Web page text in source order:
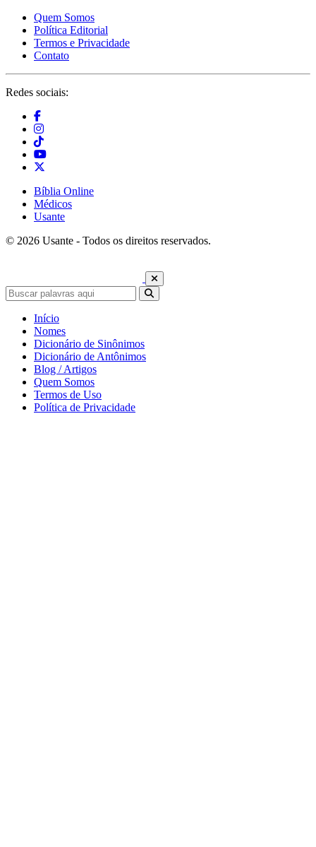
Quem Somos
Política Editorial
Termos e Privacidade
Contato
Redes sociais:
Bíblia Online
Médicos
Usante
© 2026 Usante - Todos os direitos reservados.
Início
Nomes
Dicionário de Sinônimos
Dicionário de Antônimos
Blog / Artigos
Quem Somos
Termos de Uso
Política de Privacidade